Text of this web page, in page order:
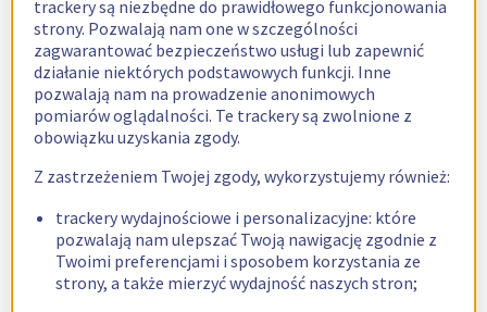
trackery są niezbędne do prawidłowego funkcjonowania
strony. Pozwalają nam one w szczególności
zagwarantować bezpieczeństwo usługi lub zapewnić
działanie niektórych podstawowych funkcji. Inne
pozwalają nam na prowadzenie anonimowych
pomiarów oglądalności. Te trackery są zwolnione z
obowiązku uzyskania zgody.
Z zastrzeżeniem Twojej zgody, wykorzystujemy również:
trackery wydajnościowe i personalizacyjne: które
pozwalają nam ulepszać Twoją nawigację zgodnie z
Twoimi preferencjami i sposobem korzystania ze
strony, a także mierzyć wydajność naszych stron;